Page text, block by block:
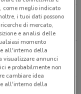
come meglio indicato
i tuoi dati possono
di mercato,
e analisi delle
momento
all'interno della
visualizzare annunci
e probabilmente non
cambiare idea
all'interno della